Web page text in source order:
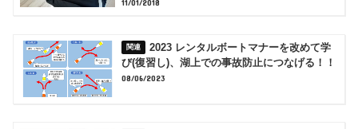
11/01/2018
2023 レンタルボートマナーを改めて学
び(復習し)、湖上での事故防止につなげる！！
08/06/2023